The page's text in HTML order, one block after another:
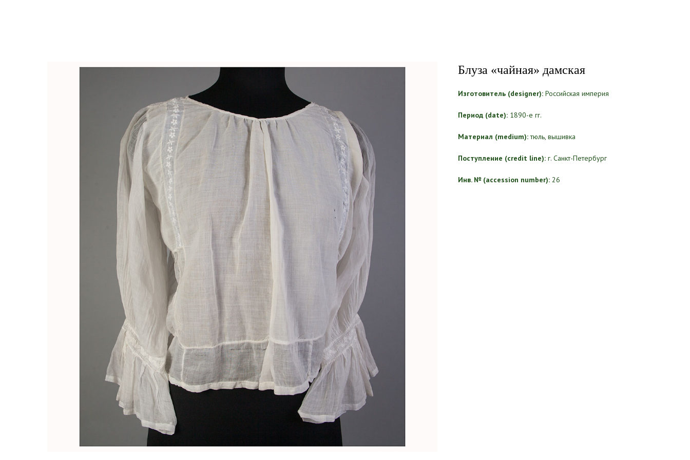
Блуза «чайная» дамская
Изготовитель (designer): Российская империя
Период (date): 1890-е гг.
Материал (medium):тюль, вышивка
Поступление (credit line): г. Санкт-Петербург
Инв. № (accession number): 26